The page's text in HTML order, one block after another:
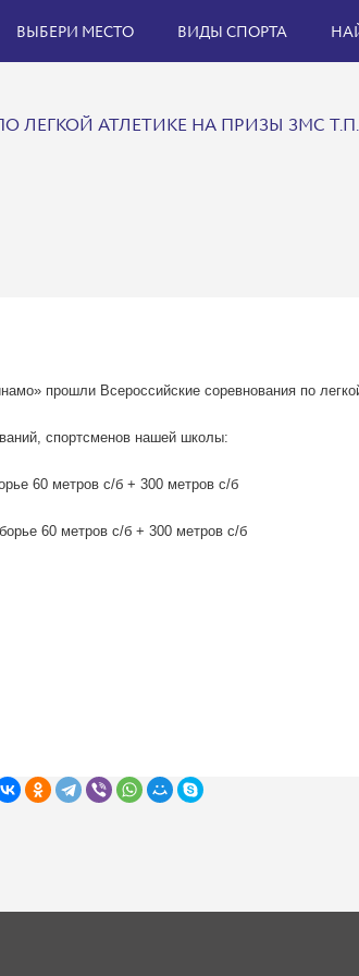
ВЫБЕРИ МЕСТО ВИДЫ СПОРТА
ЛЕГКОЙ АТЛЕТИКЕ НА ПРИЗЫ ЗМС
прошли Всероссийские соревнования по
спортсменов нашей школы:
60 метров с/б + 300 метров с/б
60 метров с/б + 300 метров с/б